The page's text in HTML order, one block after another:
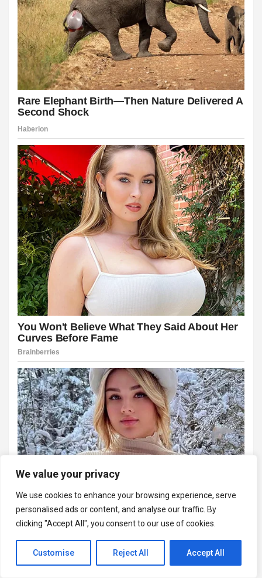
We value your privacy
We use cookies to enhance your browsing experience, serve
personalised ads or content, and analyse our traffic. By
clicking "Accept All", you consent to our use of cookies.
Customise Reject All Accept All